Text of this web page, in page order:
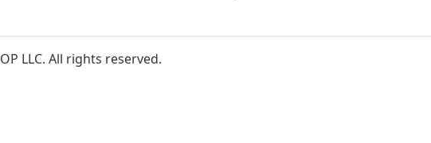
LLC. All rights reserved.